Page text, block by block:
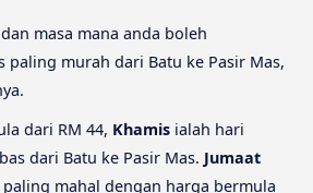
masa mana anda boleh
paling murah dari Batu ke Pasir Mas,
dari RM 44, Khamis ialah hari
dari Batu ke Pasir Mas. Jumaat
mahal dengan harga bermula